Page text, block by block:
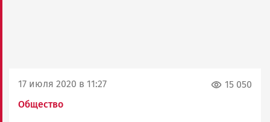
17 июля 2020 в 11:27
Общество
15 050